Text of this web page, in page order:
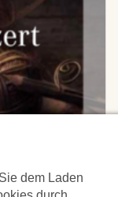
dem Laden